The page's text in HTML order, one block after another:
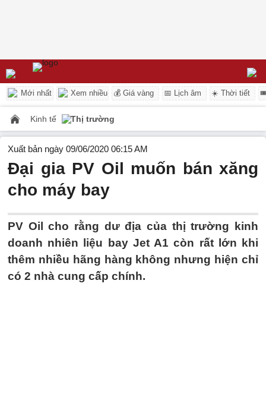
Mới nhất Xem nhiều 💰 Giá vàng 📅 Lịch âm ☀️ Thời tiết
Kinh tế Thị trường
Xuất bản ngày 09/06/2020 06:15 AM
Đại gia PV Oil muốn bán xăng
cho máy bay
PV Oil cho rằng dư địa của thị trường kinh
doanh nhiên liệu bay Jet A1 còn rất lớn khi
thêm nhiều hãng hàng không nhưng hiện chỉ
có 2 nhà cung cấp chính.